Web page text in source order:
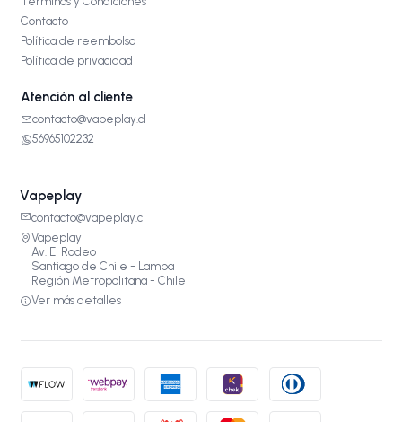
Contacto
Política de reembolso
Política de privacidad
Atención al cliente
contacto@vapeplay.cl
56965102232
Vapeplay
contacto@vapeplay.cl
Vapeplay
Av. El Rodeo
Santiago de Chile - Lampa
Región Metropolitana - Chile
Ver más detalles